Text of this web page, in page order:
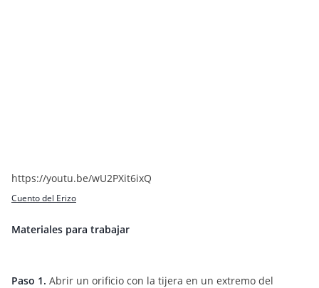
https://youtu.be/wU2PXit6ixQ
Cuento del Erizo
Materiales para trabajar
Paso 1. Abrir un orificio con la tijera en un extremo del